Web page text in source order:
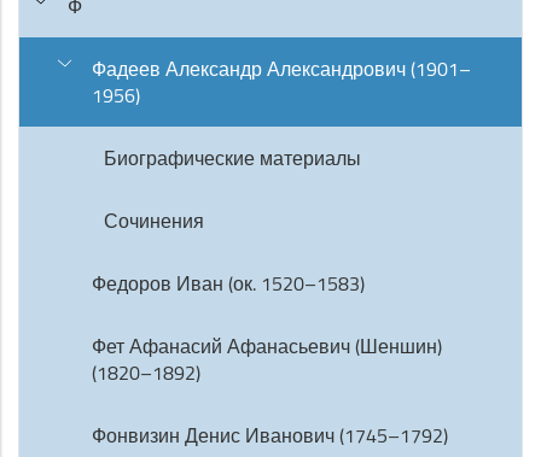
Ф
Фадеев Александр Александрович (1901–
1956)
Биографические материалы
Сочинения
Федоров Иван (ок. 1520–1583)
Фет Афанасий Афанасьевич (Шеншин)
(1820–1892)
Фонвизин Денис Иванович (1745–1792)